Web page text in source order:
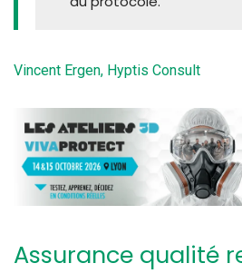
Vincent Ergen, Hyptis Consult
Assurance qualité